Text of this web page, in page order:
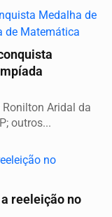
Ronilton Aridal da
outros...
reeleição no